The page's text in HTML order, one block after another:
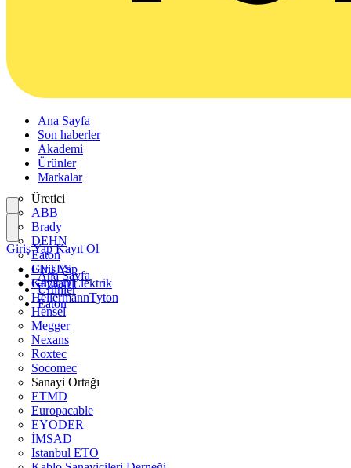
Ana Sayfa
Son haberler
Akademi
Ürünler
Markalar
Üretici
ABB
Brady
DEHN
Eaton
ENTES
Günsan Elektrik
HellermannTyton
Hensel
Megger
Nexans
Roxtec
Socomec
Sanayi Ortağı
ETMD
Europacable
EYODER
İMSAD
Istanbul ETO
Giriş Yap
Kayıt Ol
Giriş Yap Kayıt Ol
Ana Sayfa
Ürünler
Eaton